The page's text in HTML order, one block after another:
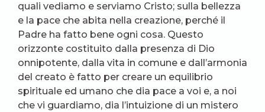
quali vediamo e serviamo Cristo; sulla bellezza
e la pace che abita nella creazione, perché il
Padre ha fatto bene ogni cosa. Questo
orizzonte costituito dalla presenza di Dio
onnipotente, dalla vita in comune e dall’armonia
del creato è fatto per creare un equilibrio
spirituale ed umano che dia pace a voi e, a noi
che vi guardiamo, dia l’intuizione di un mistero